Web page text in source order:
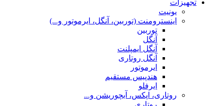
تجهیزات
یونیت
اینسترومنت (توربین، آنگل، ایرموتور و...)
توربین
آنگل
آنگل ایمپلنت
آنگل روتاری
ایرموتور
هندپیس مستقیم
ایرفلو
روتاری، اپکس، آبچوریشن و...
روتاری